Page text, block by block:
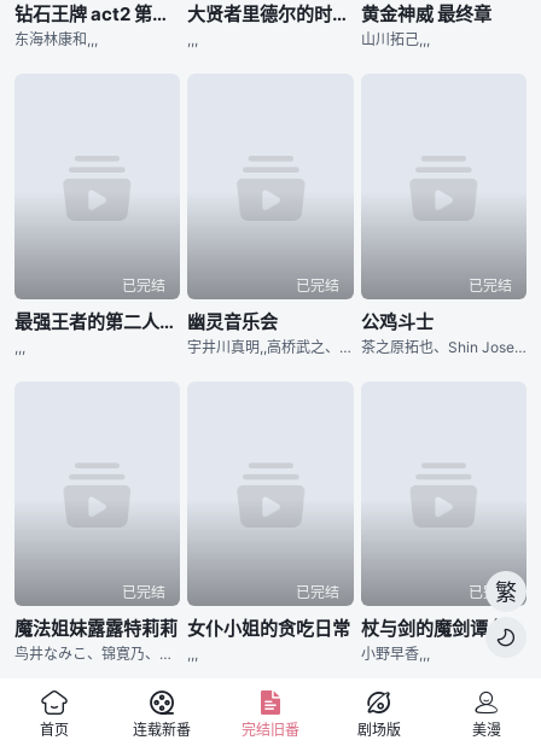
钻石王牌 act2 第二季
东海林康和,,,
大贤者里德尔的时空逆行
,,,
黄金神威 最终章
山川拓己,,,
已完结
最强王者的第二人生 第二季
已完结
幽灵音乐会
宇井川真明,,高桥武之、柿本晋吾,
已完结
公鸡斗士
茶之原拓也、Shin Joseph,,,野山裕司
已完结
魔法姐妹露露特莉莉
鸟井なみこ、锦寛乃、袖山麻美；魔法人设：山田起生,,伊藤瞳,前田有纪
已完结
女仆小姐的贪吃日常
,,,
已完结
杖与剑的魔剑谭 第二季
小野早香,,,
首页 连载新番 完结旧番 剧场版 美漫
繁
